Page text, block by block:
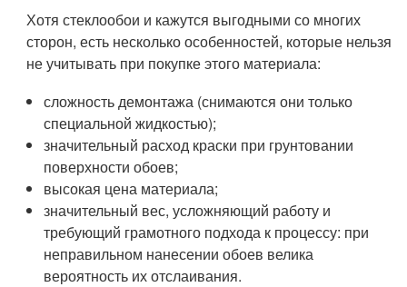
Хотя стеклообои и кажутся выгодными со многих
сторон, есть несколько особенностей, которые нельзя
не учитывать при покупке этого материала:
сложность демонтажа (снимаются они только
специальной жидкостью);
значительный расход краски при грунтовании
поверхности обоев;
высокая цена материала;
значительный вес, усложняющий работу и
требующий грамотного подхода к процессу: при
неправильном нанесении обоев велика
вероятность их отслаивания.